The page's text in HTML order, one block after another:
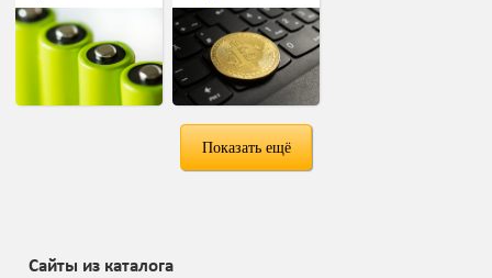
Показать ещё
Сайты из каталога